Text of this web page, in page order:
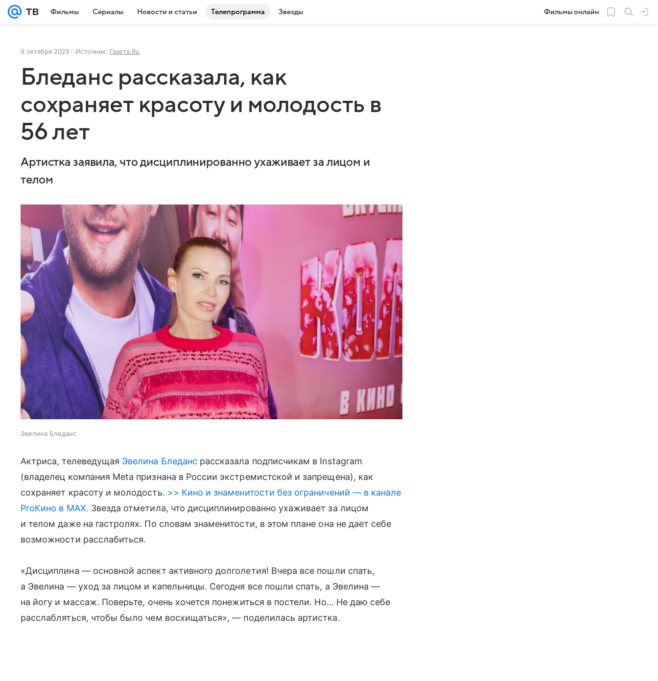
Фильмы Сериалы Новости и статьи Телепрограмма Звезды Фильмы онлайн
9 октября 2025 Источник: Газета.Ru
Бледанс рассказала, как
сохраняет красоту и молодость в
56 лет
Артистка заявила, что дисциплинированно ухаживает за лицом и
телом
Эвелина Бледанс
Актриса, телеведущая Эвелина Бледанс рассказала подписчикам в Instagram
(владелец компания Meta признана в России экстремистской и запрещена), как
сохраняет красоту и молодость. >> Кино и знаменитости без ограничений — в канале
ProКино в MAX. Звезда отметила, что дисциплинированно ухаживает за лицом
и телом даже на гастролях. По словам знаменитости, в этом плане она не дает себе
возможности расслабиться.
«Дисциплина — основной аспект активного долголетия! Вчера все пошли спать,
а Эвелина — уход за лицом и капельницы. Сегодня все пошли спать, а Эвелина —
на йогу и массаж. Поверьте, очень хочется понежиться в постели. Ho… Не даю себе
расслабляться, чтобы было чем восхищаться», — поделилась артистка.